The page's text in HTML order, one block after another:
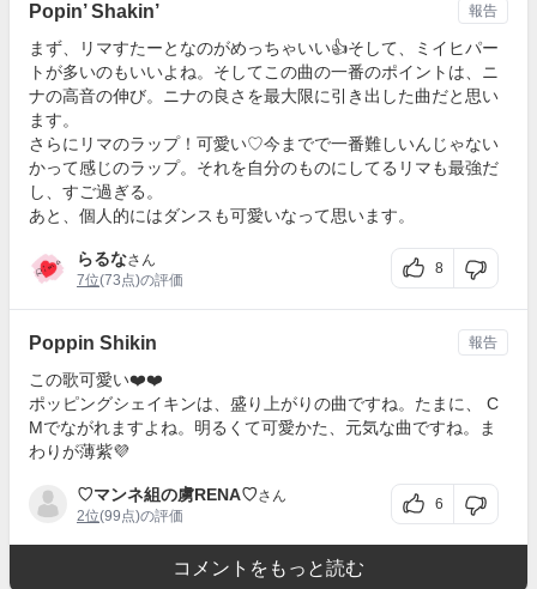
Popin’ Shakin’
まず、リマすたーとなのがめっちゃいい👍そして、ミイヒパー
トが多いのもいいよね。そしてこの曲の一番のポイントは、ニ
ナの高音の伸び。ニナの良さを最大限に引き出した曲だと思い
ます。
さらにリマのラップ！可愛い♡今までで一番難しいんじゃない
かって感じのラップ。それを自分のものにしてるリマも最強だ
し、すご過ぎる。
あと、個人的にはダンスも可愛いなって思います。
らるなさん
7位(73点)の評価
8
報告
Poppin Shikin
この歌可愛い❤️❤️
ポッピングシェイキンは、盛り上がりの曲ですね。たまに、 C
Mでながれますよね。明るくて可愛かた、元気な曲ですね。ま
わりが薄紫💜
♡マンネ組の虜RENA♡さん
2位(99点)の評価
6
報告
コメントをもっと読む